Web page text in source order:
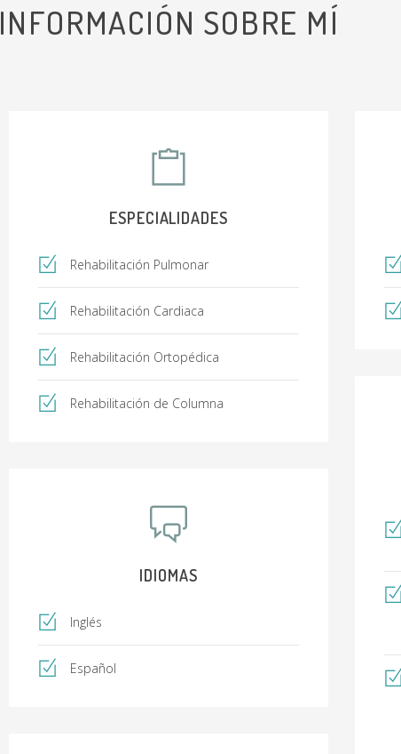
INFORMACIÓN SOBRE MÍ
ESPECIALIDADES
Rehabilitación Pulmonar
Rehabilitación Cardiaca
Rehabilitación Ortopédica
Rehabilitación de Columna
IDIOMAS
Inglés
Español